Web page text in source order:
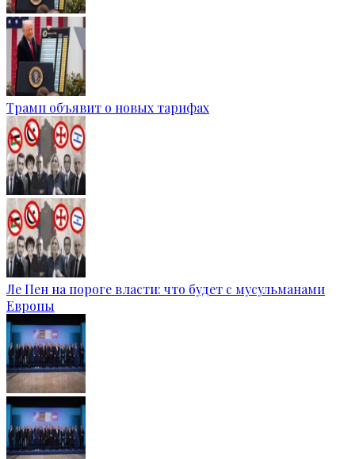
Трамп объявит о новых тарифах
Ле Пен на пороге власти: что будет с мусульманами
Европы